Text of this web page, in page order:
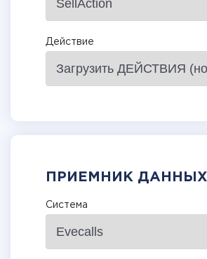
Действие
ПРИЕМНИК ДАННЫХ
Система